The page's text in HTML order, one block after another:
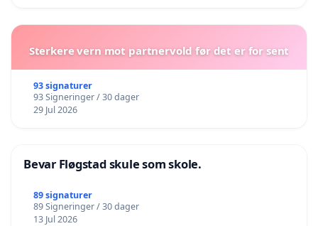
Sterkere vern mot partnervold før det er for sent
93 signaturer
93 Signeringer / 30 dager
29 Jul 2026
Bevar Fløgstad skule som skole.
89 signaturer
89 Signeringer / 30 dager
13 Jul 2026